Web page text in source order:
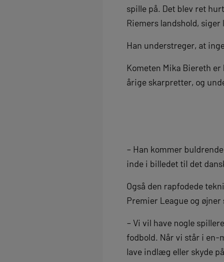
spille på. Det blev ret
Riemers landshold,
Han understreger, at
Kometen Mika Biereth
årige skarpretter, og
– Han kommer
inde i billedet til det
Også den rapfodede
Premier League og
– Vi vil have nogle
fodbold. Når vi står i en-
lave indlæg eller skyde